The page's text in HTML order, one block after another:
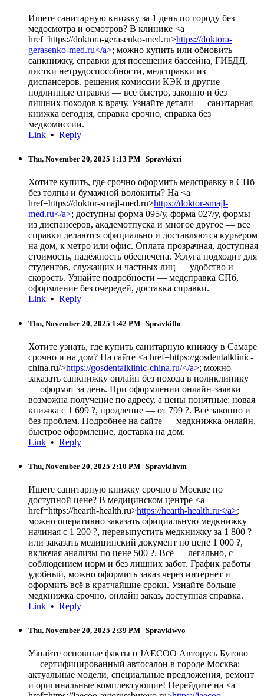
Ищете санитарную книжку за 1 день по городу без
медосмотра и осмотров? В клинике <a
href=https://doktora-gerasenko-med.ru>https://doktora-
gerasenko-med.ru</a>; можно купить или обновить
санкнижку, справки для посещения бассейна, ГИБДД,
листки нетрудоспособности, медсправки из
диспансеров, решения комиссии КЭК и другие
подлинные справки — всё быстро, законно и без
лишних походов к врачу. Узнайте детали — санитарная
книжка сегодня, справка срочно, справка без
медкомиссии.
Link • Reply
Thu, November 20, 2025 1:13 PM | Spravkixri
Хотите купить, где срочно оформить медсправку в СПб
без толпы и бумажной волокиты? На <a
href=https://doktor-smajl-med.ru>https://doktor-smajl-
med.ru</a>; доступны форма 095/у, форма 027/у, формы
из диспансеров, академотпуска и многое другое — все
справки делаются официально и доставляются курьером
на дом, к метро или офис. Оплата прозрачная, доступная
стоимость, надёжность обеспечена. Услуга подходит для
студентов, служащих и частных лиц — удобство и
скорость. Узнайте подробности — медсправка СПб,
оформление без очередей, доставка справки.
Link • Reply
Thu, November 20, 2025 1:42 PM | Spravkiffo
Хотите узнать, где купить санитарную книжку в Самаре
срочно и на дом? На сайте <a href=https://gosdentalklinic-
china.ru/>https://gosdentalklinic-china.ru/</a>; можно
заказать санкнижку онлайн без похода в поликлинику
— оформят за день. При оформлении онлайн-заявки
возможна получение по адресу, а цены понятные: новая
книжка с 1 699 ?, продление — от 799 ?. Всё законно и
без проблем. Подробнее на сайте — медкнижка онлайн,
быстрое оформление, доставка на дом.
Link • Reply
Thu, November 20, 2025 2:10 PM | Spravkihvm
Ищете санитарную книжку срочно в Москве по
доступной цене? В медицинском центре <a
href=https://hearth-health.ru>https://hearth-health.ru</a>;
можно оперативно заказать официальную медкнижку
начиная с 1 200 ?, перевыпустить медкнижку за 1 800 ?
или заказать медицинский документ по цене 1 000 ?,
включая анализы по цене 500 ?. Всё — легально, с
соблюдением норм и без лишних забот. График работы
удобный, можно оформить заказ через интернет и
оформить всё в кратчайшие сроки. Узнайте больше —
медкнижка срочно, онлайн заказ, доступная справка.
Link • Reply
Thu, November 20, 2025 2:39 PM | Spravkiwvo
Узнайте основные факты о JAECOO Авторусь Бутово
— сертифицированный автосалон в городе Москва:
актуальные модели, специальные предложения, ремонт
и оригинальные комплектующие! Перейдите на <a